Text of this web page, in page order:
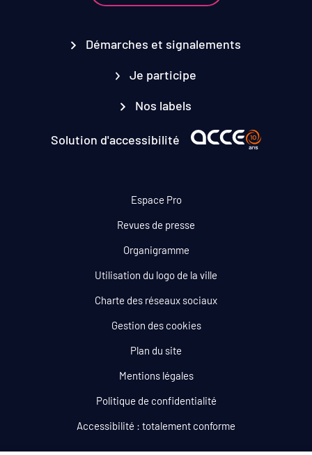
Démarches et signalements
Je participe
Nos labels
Solution d'accessibilité
Espace Pro
Revues de presse
Organigramme
Utilisation du logo de la ville
Charte des réseaux sociaux
Gestion des cookies
Plan du site
Mentions légales
Politique de confidentialité
Accessibilité : totalement conforme